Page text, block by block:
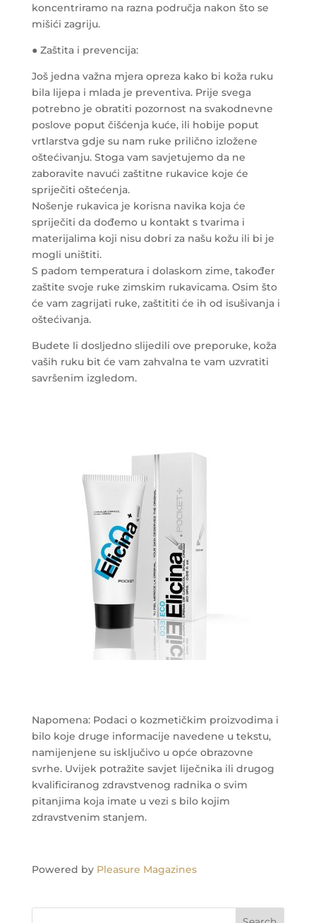
koncentriramo na razna područja nakon što se
mišići zagriju.
● Zaštita i prevencija:
Još jedna važna mjera opreza kako bi koža ruku
bila lijepa i mlada je preventiva. Prije svega
potrebno je obratiti pozornost na svakodnevne
poslove poput čišćenja kuće, ili hobije poput
vrtlarstva gdje su nam ruke prilično izložene
oštećivanju. Stoga vam savjetujemo da ne
zaboravite navući zaštitne rukavice koje će
spriječiti oštećenja.
Nošenje rukavica je korisna navika koja će
spriječiti da dođemo u kontakt s tvarima i
materijalima koji nisu dobri za našu kožu ili bi je
mogli uništiti.
S padom temperatura i dolaskom zime, također
zaštite svoje ruke zimskim rukavicama. Osim što
će vam zagrijati ruke, zaštititi će ih od isušivanja i
oštećivanja.
Budete li dosljedno slijedili ove preporuke, koža
vaših ruku bit će vam zahvalna te vam uzvratiti
savršenim izgledom.
Napomena: Podaci o kozmetičkim proizvodima i
bilo koje druge informacije navedene u tekstu,
namijenjene su isključivo u opće obrazovne
svrhe. Uvijek potražite savjet liječnika ili drugog
kvalificiranog zdravstvenog radnika o svim
pitanjima koja imate u vezi s bilo kojim
zdravstvenim stanjem.
Powered by Pleasure Magazines